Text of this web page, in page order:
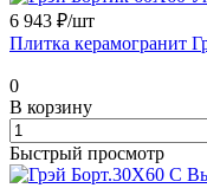
6 943 ₽/шт
Плитка керамогранит
0
В корзину
Быстрый просмотр